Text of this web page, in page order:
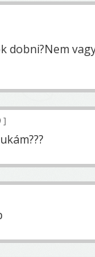
dobni?Nem